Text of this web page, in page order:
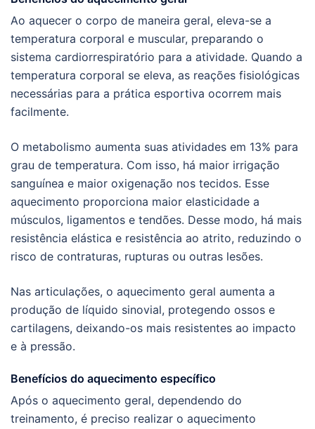
Ao aquecer o corpo de maneira geral, eleva-se a
temperatura corporal e muscular, preparando o
sistema cardiorrespiratório para a atividade. Quando a
temperatura corporal se eleva, as reações fisiológicas
necessárias para a prática esportiva ocorrem mais
facilmente.
O metabolismo aumenta suas atividades em 13% para
grau de temperatura. Com isso, há maior irrigação
sanguínea e maior oxigenação nos tecidos. Esse
aquecimento proporciona maior elasticidade a
músculos, ligamentos e tendões. Desse modo, há mais
resistência elástica e resistência ao atrito, reduzindo o
risco de contraturas, rupturas ou outras lesões.
Nas articulações, o aquecimento geral aumenta a
produção de líquido sinovial, protegendo ossos e
cartilagens, deixando-os mais resistentes ao impacto
e à pressão.
Benefícios do aquecimento específico
Após o aquecimento geral, dependendo do
treinamento, é preciso realizar o aquecimento